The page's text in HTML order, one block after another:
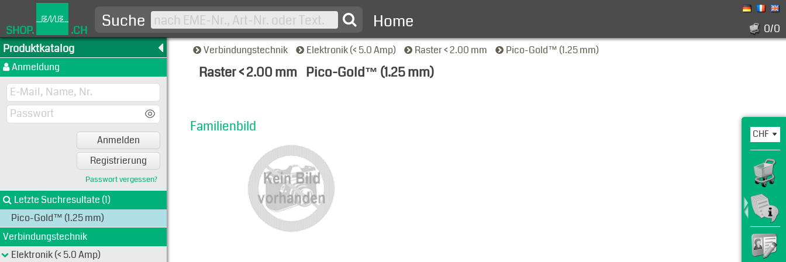
SHOP. .CH Suche Home
0/0
Produktkatalog
Anmeldung
Anmelden
Registrierung
Passwort vergessen?
Letzte Suchresultate (1)
Pico-Gold™ (1.25 mm)
Verbindungstechnik
Elektronik (< 5.0 Amp)
Verbindungstechnik Elektronik (< 5.0 Amp) Raster < 2.00 mm Pico-Gold™ (1.25 mm)
Raster < 2.00 mm Pico-Gold™ (1.25 mm)
Familienbild